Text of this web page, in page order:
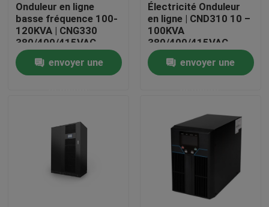
Produits
Au sujet de nous
Contrôle de qualité
contactez-nous
Onduleur en ligne
basse fréquence 100-
120KVA | CNG330
380/400/415VAC
80KW 96KW parallèle
triphaséenvoyer une
Électricité Onduleur
en ligne | CND310 10 –
100KVA
380/400/415VAC
220VDC contrôle
numérique anti-
surcharge convivial
envoyer une